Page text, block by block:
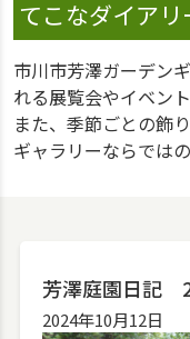
てこなダイアリ
市川市芳澤ガーデン
れる展覧会やイベン
また、季節ごとの飾
ギャラリーならでは
芳澤庭園日記
2024年10月12日